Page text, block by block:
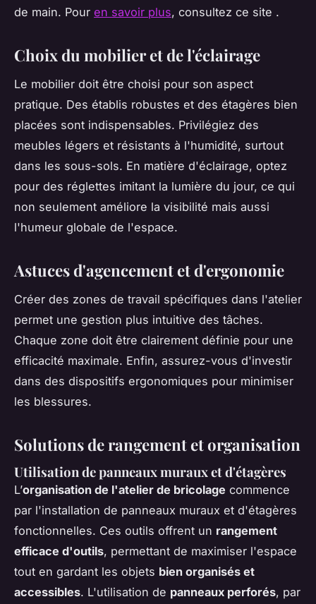
de main. Pour en savoir plus, consultez ce site .
Choix du mobilier et de l'éclairage
Le mobilier doit être choisi pour son aspect
pratique. Des établis robustes et des étagères bien
placées sont indispensables. Privilégiez des
meubles légers et résistants à l'humidité, surtout
dans les sous-sols. En matière d'éclairage, optez
pour des réglettes imitant la lumière du jour, ce qui
non seulement améliore la visibilité mais aussi
l'humeur globale de l'espace.
Astuces d'agencement et d'ergonomie
Créer des zones de travail spécifiques dans l'atelier
permet une gestion plus intuitive des tâches.
Chaque zone doit être clairement définie pour une
efficacité maximale. Enfin, assurez-vous d'investir
dans des dispositifs ergonomiques pour minimiser
les blessures.
Solutions de rangement et organisation
Utilisation de panneaux muraux et d'étagères
L’organisation de l'atelier de bricolage commence
par l'installation de panneaux muraux et d'étagères
fonctionnelles. Ces outils offrent un rangement
efficace d'outils, permettant de maximiser l'espace
tout en gardant les objets bien organisés et
accessibles. L'utilisation de panneaux perforés, par